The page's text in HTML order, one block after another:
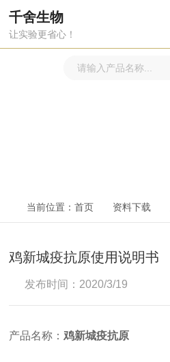
千舍生物
让实验更省心！
当前位置： 首页 资料下载
鸡新城疫抗原使用说明书
发布时间：2020/3/19
产品名称： 鸡新城疫抗原